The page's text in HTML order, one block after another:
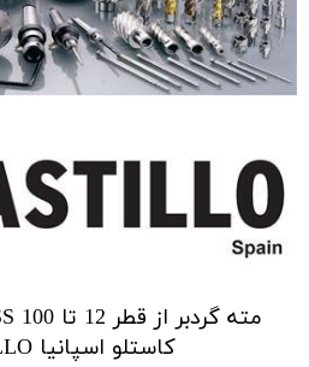
کاستلو اسپانیا CASTILLO